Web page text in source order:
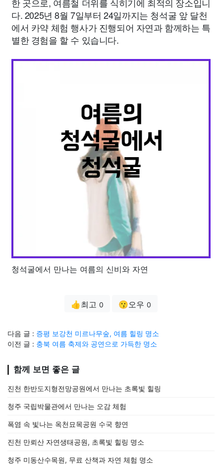
다. 2025년 8월 7일부터 24일까지는 청석굴 앞 달천
에서 카약 체험 행사가 진행되어 자연과 함께하는 특
별한 경험을 할 수 있습니다.
청석굴에서 만나는 여름의 신비와 자연
👍최고 0 😗오우 0
다음 글 : 증평 보강천 미르나무숲, 여름 힐링 명소
이전 글 : 충북 여름 축제와 공연으로 가득한 명소
함께 보면 좋은 글
진천 한반도지형전망공원에서 만나는 초록빛 힐링
청주 국립박물관에서 만나는 오감 체험
폭염 속 빛나는 옥천묘목공원 수국 향연
진천 만뢰산 자연생태공원, 초록빛 힐링 명소
청주 미동산수목원, 무료 산책과 자연 체험 명소